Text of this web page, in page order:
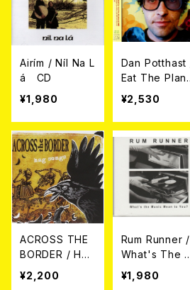
Airím / Níl Na L
á CD
¥1,980
Dan Potthast
Eat The
t (CD)
¥2,530
ACROSS THE
BORDER / HA
G SONGS (直
輸入盤帯日本語
¥2,200
Rum Runner /
What's The
usic Mean To
You? (直輸入盤
¥1,980